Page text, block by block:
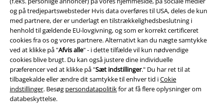
og på tredjepartswebsteder Hvis data overføres til USA, deles de kun
med partnere, der er underlagt en tilstrækkelighedsbeslutning i
henhold til gældende EU-lovgivning, og som er korrekt certificeret
cookies fra os og vores partnere. Alternativt kan du nægte samtykke
ved at klikke på "Afvis alle" - i dette tilfælde vil kun nødvendige
cookies blive brugt. Du kan også justere dine individuelle
præferencer ved at klikke på "Sæt indstillinger." Du har ret til at
tilbagekalde eller ændre dit samtykke til enhver tid iCokie
indstillinger. Besøg persondatapolitikfor at få flere oplysninger om
databeskyttelse.
Om EMP Danmark
Persondatapolitik
Bortskaffelse af affald og miljøbeskyttelse
Overensstemmelseserklæring
Oplysninger om tilgængelighed